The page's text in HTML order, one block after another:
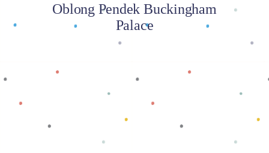
Oblong Pendek Buckingham
Palace